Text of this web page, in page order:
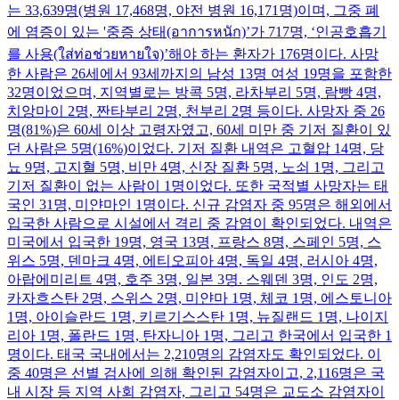
는 33,639명(병원 17,468명, 야전 병원 16,171명)이며, 그중 폐
에 염증이 있는 '중증 상태(อาการหนัก)’가 717명, ‘인공호흡기
를 사용(ใส่ท่อช่วยหายใจ)’해야 하는 환자가 176명이다. 사망
한 사람은 26세에서 93세까지의 남성 13명 여성 19명을 포함한
32명이었으며, 지역별로는 방콕 5명, 라차부리 5명, 람빵 4명,
치앙마이 2명, 짠타부리 2명, 천부리 2명 등이다. 사망자 중 26
명(81%)은 60세 이상 고령자였고, 60세 미만 중 기저 질환이 있
던 사람은 5명(16%)이었다. 기저 질환 내역은 고혈압 14명, 당
뇨 9명, 고지혈 5명, 비만 4명, 신장 질환 5명, 노쇠 1명, 그리고
기저 질환이 없는 사람이 1명이었다. 또한 국적별 사망자는 태
국인 31명, 미얀마인 1명이다. 신규 감염자 중 95명은 해외에서
입국한 사람으로 시설에서 격리 중 감염이 확인되었다. 내역은
미국에서 입국한 19명, 영국 13명, 프랑스 8명, 스페인 5명, 스
위스 5명, 덴마크 4명, 에티오피아 4명, 독일 4명, 러시아 4명,
아랍에미리트 4명, 호주 3명, 일본 3명. 스웨덴 3명, 인도 2명,
카자흐스탄 2명, 스위스 2명, 미얀마 1명, 체코 1명, 에스토니아
1명, 아이슬란드 1명, 키르기스스탄 1명, 뉴질랜드 1명, 나이지
리아 1명, 폴란드 1명, 탄자니아 1명, 그리고 한국에서 입국한 1
명이다. 태국 국내에서는 2,210명의 감염자도 확인되었다. 이
중 40명은 선별 검사에 의해 확인된 감염자이고, 2,116명은 국
내 시장 등 지역 사회 감염자, 그리고 54명은 교도소 감염자이